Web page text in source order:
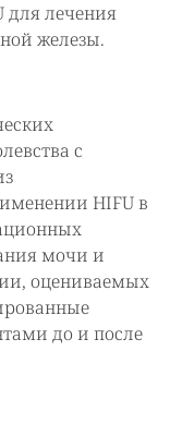
для лечения
железы.
с
HIFU в
мочи и
оцениваемых
до и после